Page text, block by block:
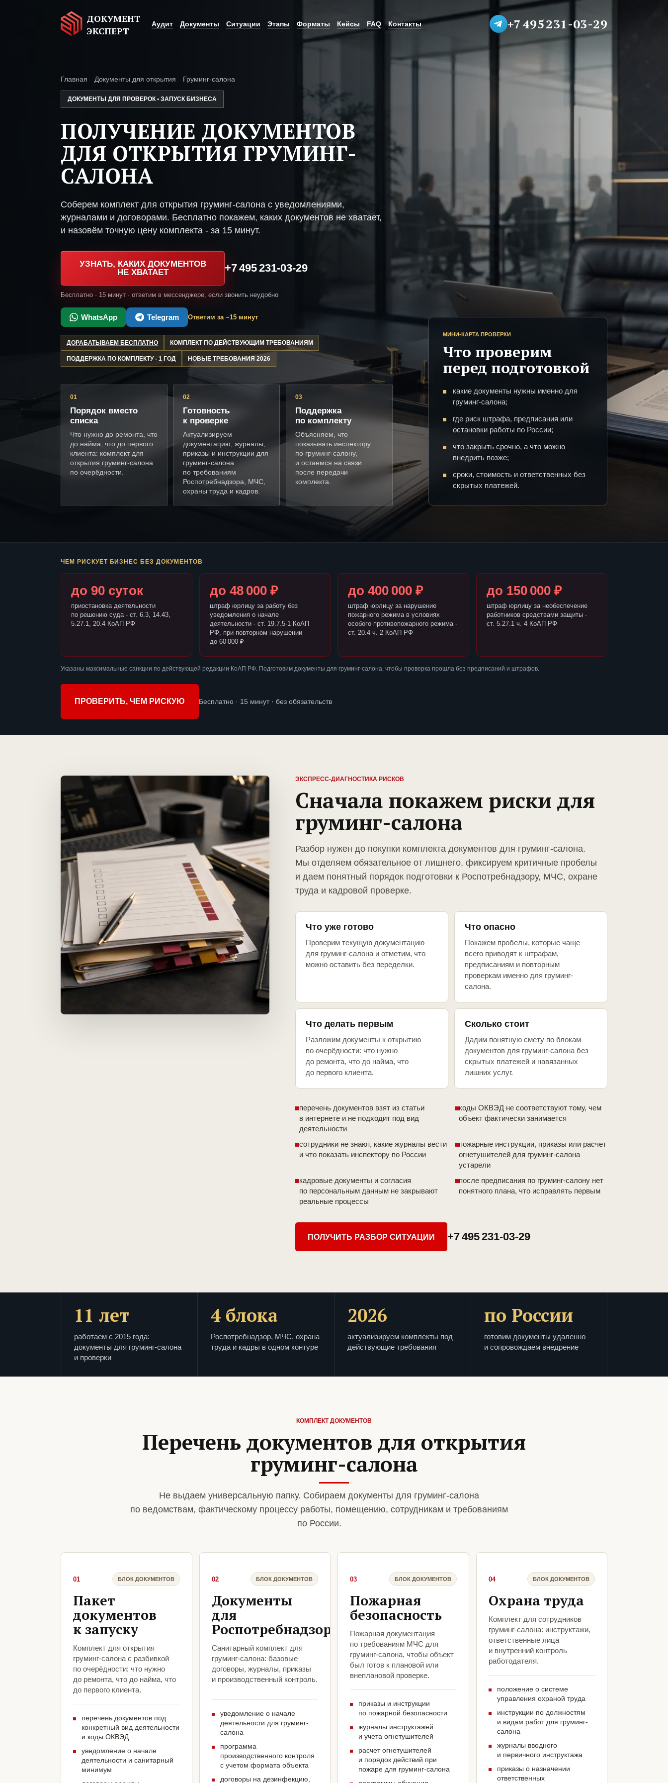
ДОКУМЕНТ
ЭКСПЕРТ
Аудит Документы Ситуации Этапы Форматы Кейсы FAQ Контакты +7 495 231-03-29
Главная Документы для открытия Груминг-салона
ДОКУМЕНТЫ ДЛЯ ПРОВЕРОК • ЗАПУСК БИЗНЕСА
ПОЛУЧЕНИЕ ДОКУМЕНТОВ
ДЛЯ ОТКРЫТИЯ ГРУМИНГ-
САЛОНА
Соберем комплект для открытия груминг-салона с уведомлениями,
журналами и договорами. Бесплатно покажем, каких документов не хватает,
и назовём точную цену комплекта - за 15 минут.
УЗНАТЬ, КАКИХ ДОКУМЕНТОВ
НЕ ХВАТАЕТ
+7 495 231-03-29
Бесплатно · 15 минут · ответим в мессенджере, если звонить неудобно
WhatsApp Telegram Ответим за ~15 минут
ДОРАБАТЫВАЕМ БЕСПЛАТНО КОМПЛЕКТ ПО ДЕЙСТВУЮЩИМ ТРЕБОВАНИЯМ
ПОДДЕРЖКА ПО КОМПЛЕКТУ - 1 ГОД НОВЫЕ ТРЕБОВАНИЯ 2026
01
Порядок вместо
списка
Что нужно до ремонта, что
до найма, что до первого
клиента: комплект для
открытия груминг-салона
по очерёдности.
02
Готовность
к проверке
Актуализируем
документацию, журналы,
приказы и инструкции для
груминг-салона
по требованиям
Роспотребнадзора, МЧС,
охраны труда и кадров.
03
Поддержка
по комплекту
Объясняем, что
показывать инспектору
по груминг-салону,
и остаемся на связи
после передачи
комплекта.
МИНИ-КАРТА ПРОВЕРКИ
Что проверим
перед подготовкой
какие документы нужны именно для
груминг-салона;
где риск штрафа, предписания или
остановки работы по России;
что закрыть срочно, а что можно
внедрить позже;
сроки, стоимость и ответственных без
скрытых платежей.
ЧЕМ РИСКУЕТ БИЗНЕС БЕЗ ДОКУМЕНТОВ
до 90 суток
приостановка деятельности
по решению суда - ст. 6.3, 14.43,
5.27.1, 20.4 КоАП РФ
до 48 000 ₽
штраф юрлицу за работу без
уведомления о начале
деятельности - ст. 19.7.5-1 КоАП
РФ, при повторном нарушении
до 60 000 ₽
до 400 000 ₽
штраф юрлицу за нарушение
пожарного режима в условиях
особого противопожарного режима -
ст. 20.4 ч. 2 КоАП РФ
до 150 000 ₽
штраф юрлицу за необеспечение
работников средствами защиты -
ст. 5.27.1 ч. 4 КоАП РФ
Указаны максимальные санкции по действующей редакции КоАП РФ. Подготовим документы для груминг-салона, чтобы проверка прошла без предписаний и штрафов.
ПРОВЕРИТЬ, ЧЕМ РИСКУЮ Бесплатно · 15 минут · без обязательств
ЭКСПРЕСС-ДИАГНОСТИКА РИСКОВ
Сначала покажем риски для
груминг-салона
Разбор нужен до покупки комплекта документов для груминг-салона.
Мы отделяем обязательное от лишнего, фиксируем критичные пробелы
и даем понятный порядок подготовки к Роспотребнадзору, МЧС, охране
труда и кадровой проверке.
Что уже готово
Проверим текущую документацию
для груминг-салона и отметим, что
можно оставить без переделки.
Что опасно
Покажем пробелы, которые чаще
всего приводят к штрафам,
предписаниям и повторным
проверкам именно для груминг-
салона.
Что делать первым
Разложим документы к открытию
по очерёдности: что нужно
до ремонта, что до найма, что
до первого клиента.
Сколько стоит
Дадим понятную смету по блокам
документов для груминг-салона без
скрытых платежей и навязанных
лишних услуг.
перечень документов взят из статьи
в интернете и не подходит под вид
деятельности
коды ОКВЭД не соответствуют тому, чем
объект фактически занимается
сотрудники не знают, какие журналы вести
и что показать инспектору по России
пожарные инструкции, приказы или расчет
огнетушителей для груминг-салона
устарели
кадровые документы и согласия
по персональным данным не закрывают
реальные процессы
после предписания по груминг-салону нет
понятного плана, что исправлять первым
ПОЛУЧИТЬ РАЗБОР СИТУАЦИИ +7 495 231-03-29
11 лет
работаем с 2015 года:
документы для груминг-салона
и проверки
4 блока
Роспотребнадзор, МЧС, охрана
труда и кадры в одном контуре
2026
актуализируем комплекты под
действующие требования
по России
готовим документы удаленно
и сопровождаем внедрение
КОМПЛЕКТ ДОКУМЕНТОВ
Перечень документов для открытия
груминг-салона
Не выдаем универсальную папку. Собираем документы для груминг-салона
по ведомствам, фактическому процессу работы, помещению, сотрудникам и требованиям
по России.
01 БЛОК ДОКУМЕНТОВ
Пакет
документов
к запуску
Комплект для открытия
груминг-салона с разбивкой
по очерёдности: что нужно
до ремонта, что до найма, что
до первого клиента.
перечень документов под
конкретный вид деятельности
и коды ОКВЭД
уведомление о начале
деятельности и санитарный
минимум
02 БЛОК ДОКУМЕНТОВ
Документы
для
Роспотребнадзора
Санитарный комплект для
груминг-салона: базовые
договоры, журналы, приказы
и производственный контроль.
уведомление о начале
деятельности для груминг-
салона
программа
производственного контроля
с учетом формата объекта
договоры на дезинфекцию,
03 БЛОК ДОКУМЕНТОВ
Пожарная
безопасность
Пожарная документация
по требованиям МЧС для
груминг-салона, чтобы объект
был готов к плановой или
внеплановой проверке.
приказы и инструкции
по пожарной безопасности
журналы инструктажей
и учета огнетушителей
расчет огнетушителей
и порядок действий при
пожаре для груминг-салона
04 БЛОК ДОКУМЕНТОВ
Охрана труда
Комплект для сотрудников
груминг-салона: инструктажи,
ответственные лица
и внутренний контроль
работодателя.
положение о системе
управления охраной труда
инструкции по должностям
и видам работ для груминг-
салона
журналы вводного
и первичного инструктажа
приказы о назначении
ответственных